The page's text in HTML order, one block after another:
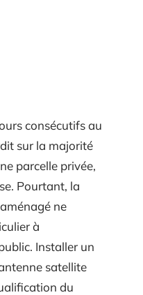
consécutifs au
sur la majorité
parcelle privée,
Pourtant, la
ne
à
Installer un
satellite
du